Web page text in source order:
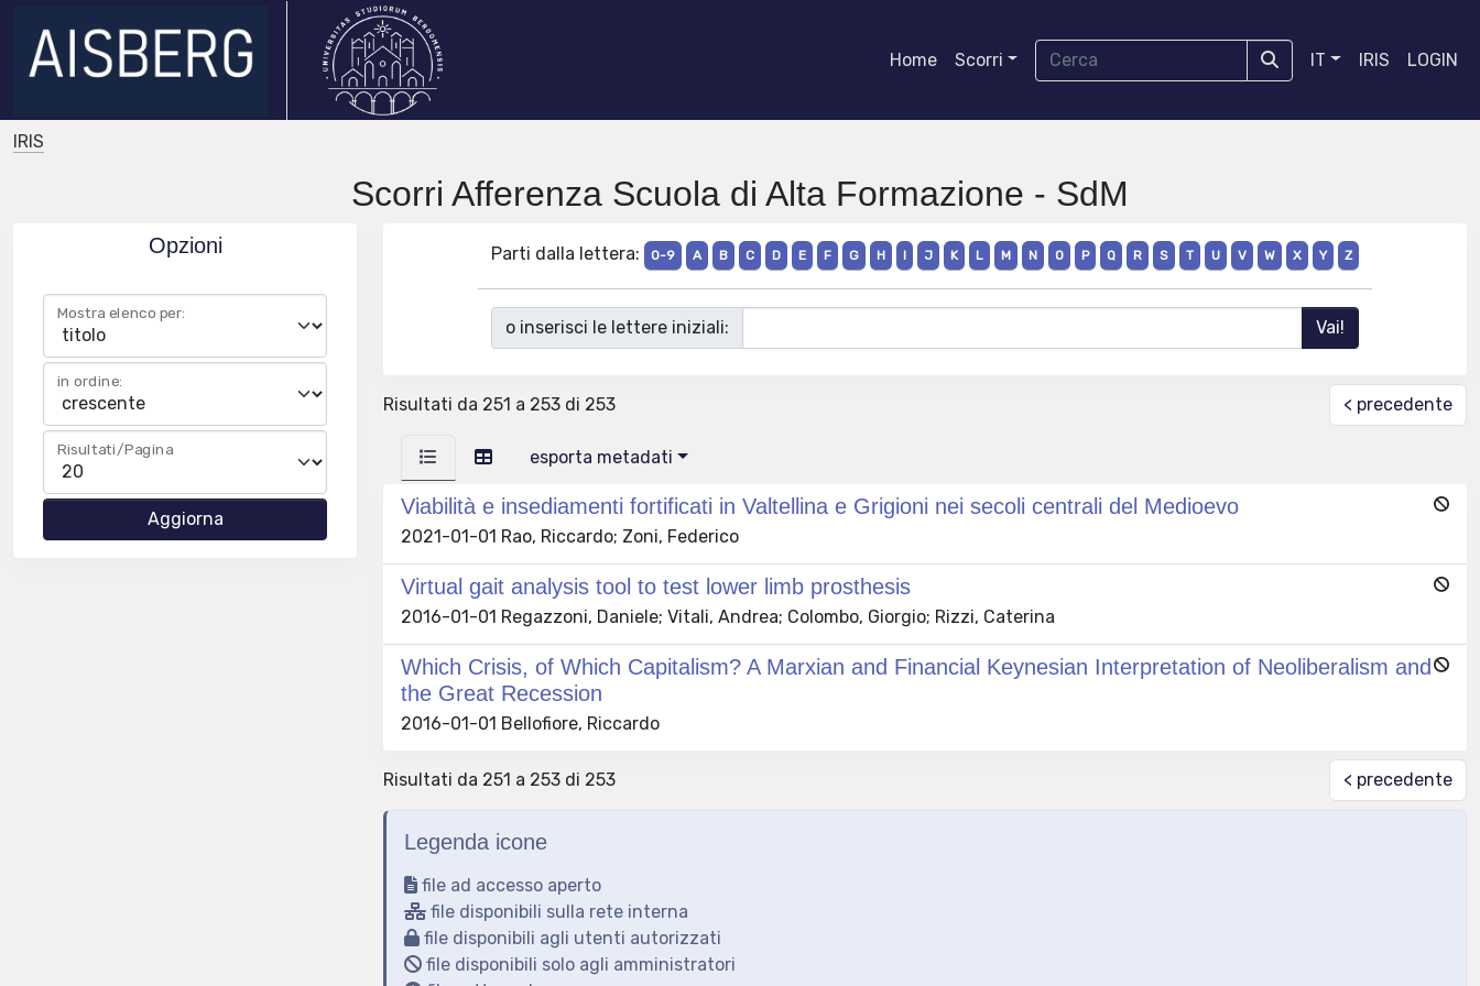
Home Scorri IT IRIS LOGIN
IRIS
Scorri Afferenza Scuola di Alta Formazione - SdM
Opzioni
Mostra elenco per:
in ordine:
Risultati/Pagina
Parti dalla lettera: 0-9 A B C D E F G H I J K L M N O P Q R S T U V W X Y Z
o inserisci le lettere iniziali:
Risultati da 251 a 253 di 253 < precedente
esporta metadati
Viabilità e insediamenti fortificati in Valtellina e Grigioni nei secoli centrali del Medioevo
2021-01-01 Rao, Riccardo; Zoni, Federico
Virtual gait analysis tool to test lower limb prosthesis
2016-01-01 Regazzoni, Daniele; Vitali, Andrea; Colombo, Giorgio; Rizzi, Caterina
Which Crisis, of Which Capitalism? A Marxian and Financial Keynesian Interpretation of Neoliberalism and
the Great Recession
2016-01-01 Bellofiore, Riccardo
Risultati da 251 a 253 di 253 < precedente
Legenda icone
file ad accesso aperto
file disponibili sulla rete interna
file disponibili agli utenti autorizzati
file disponibili solo agli amministratori